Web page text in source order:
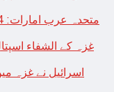
اسرائیل نے غزہ